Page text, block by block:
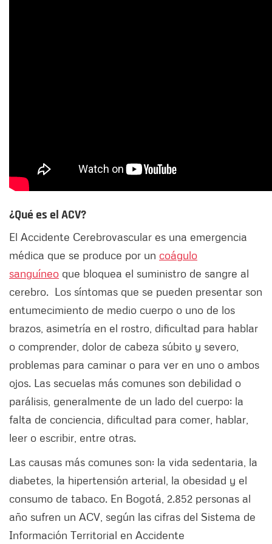
¿Qué es el ACV?
El Accidente Cerebrovascular es una emergencia
médica que se produce por un coágulo
sanguíneo que bloquea el suministro de sangre al
cerebro. Los síntomas que se pueden presentar son
entumecimiento de medio cuerpo o uno de los
brazos, asimetría en el rostro, dificultad para hablar
o comprender, dolor de cabeza súbito y severo,
problemas para caminar o para ver en uno o ambos
ojos. Las secuelas más comunes son debilidad o
parálisis, generalmente de un lado del cuerpo; la
falta de conciencia, dificultad para comer, hablar,
leer o escribir, entre otras.
Las causas más comunes son: la vida sedentaria, la
diabetes, la hipertensión arterial, la obesidad y el
consumo de tabaco. En Bogotá, 2.852 personas al
año sufren un ACV, según las cifras del Sistema de
Información Territorial en Accidente